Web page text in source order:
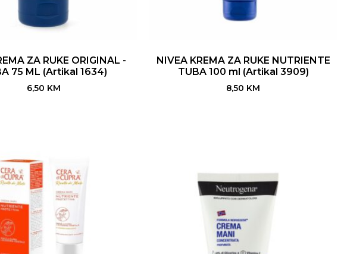
ZA RUKE ORIGINAL -
75 ML (Artikal 1634)
6,50 KM
NIVEA KREMA ZA RUKE NUTRIENTE
TUBA 100 ml (Artikal 3909)
8,50 KM